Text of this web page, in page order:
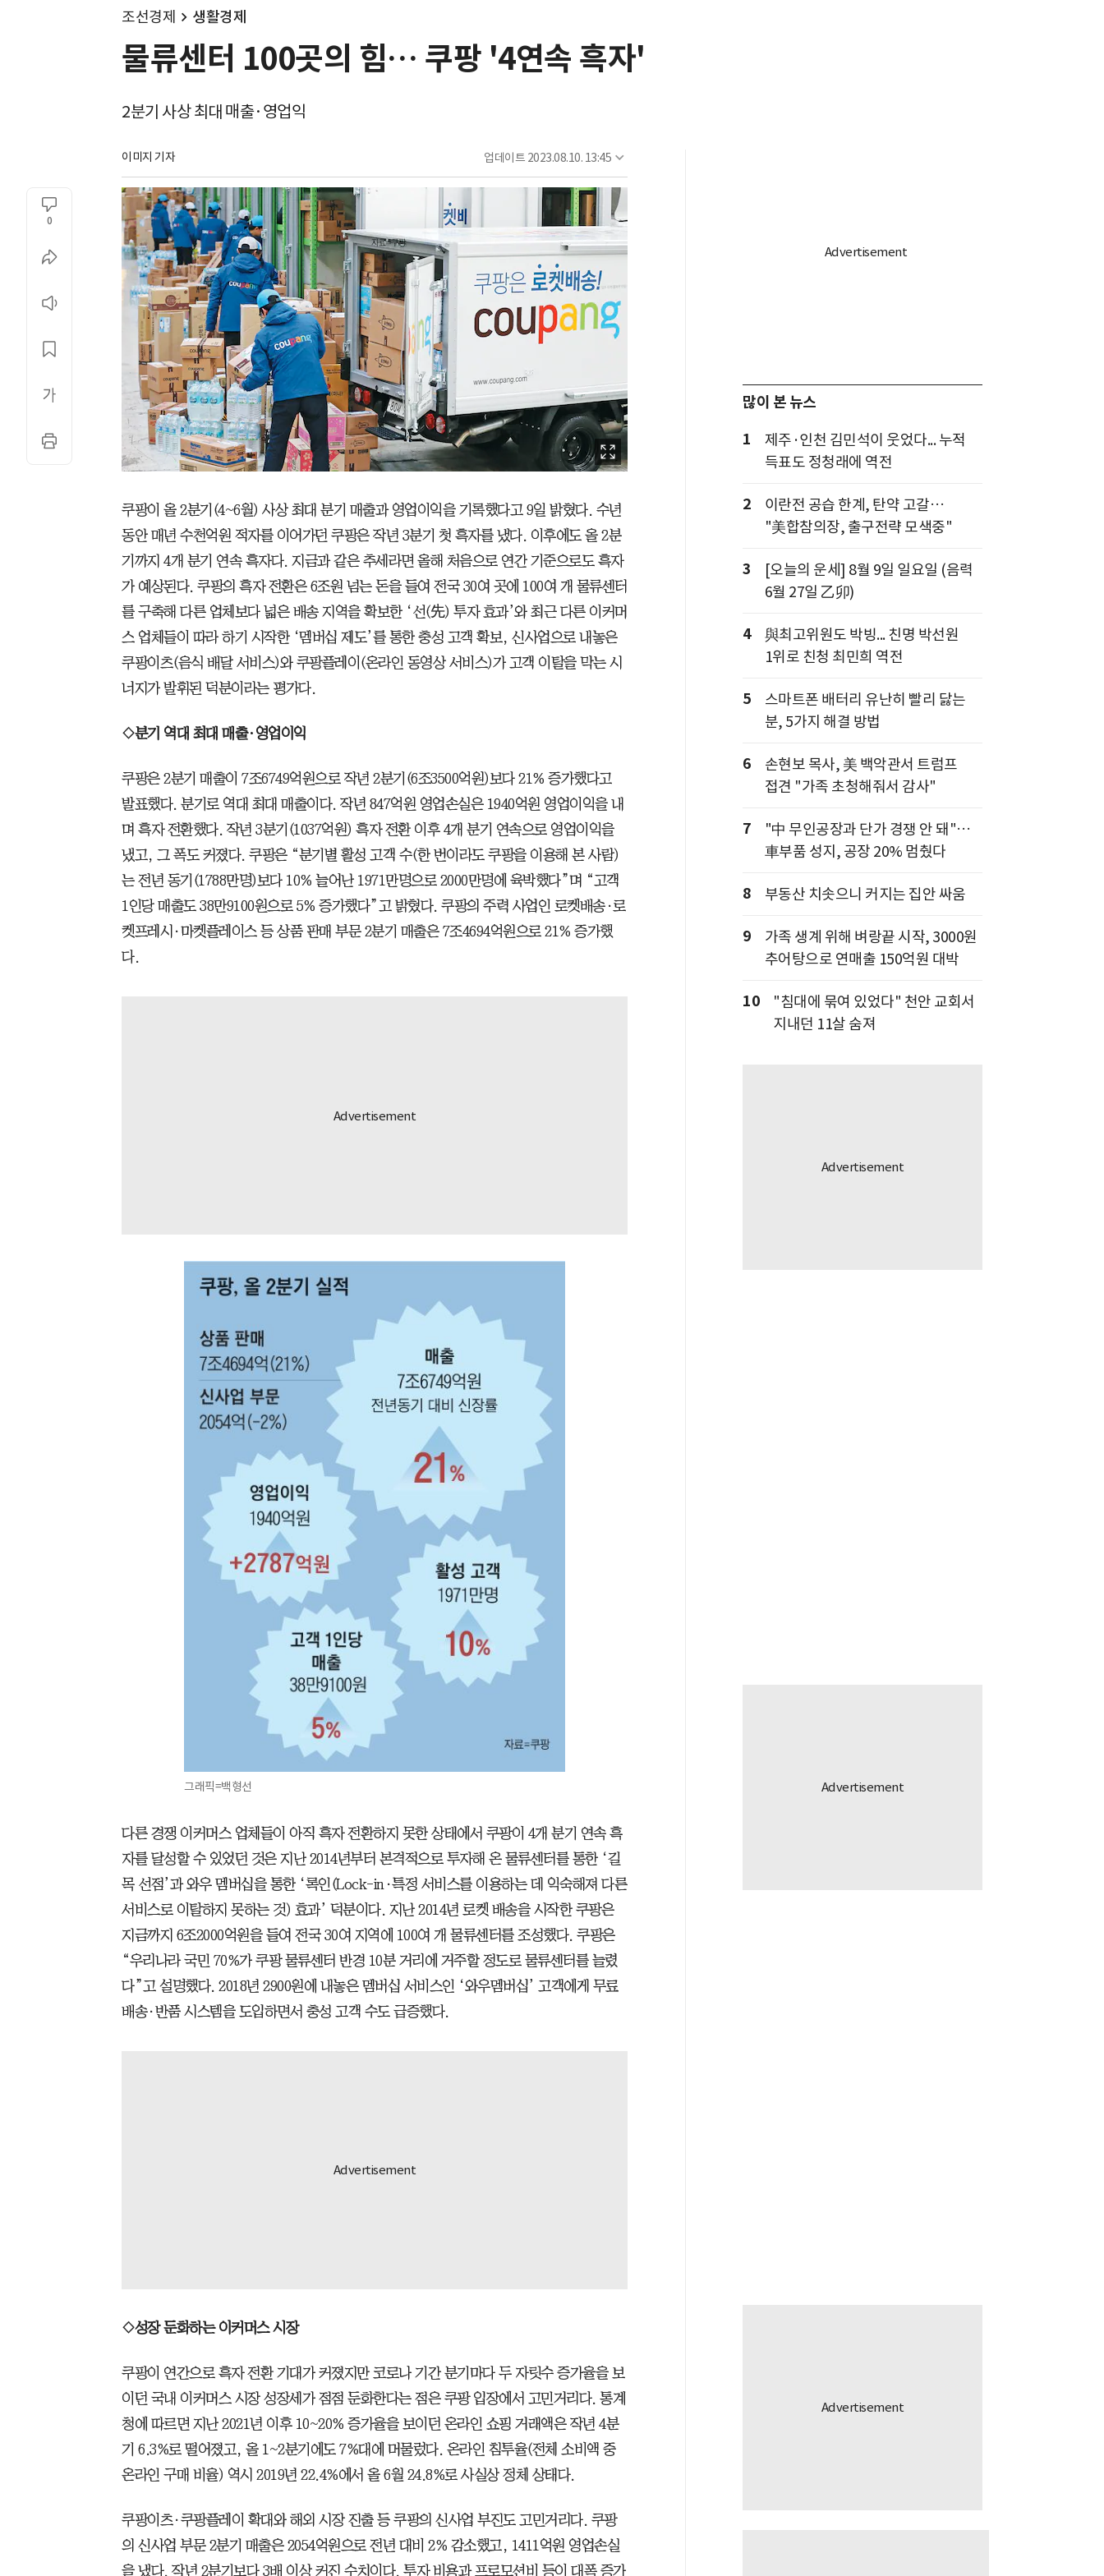
조선경제 생활경제
물류센터 100곳의 힘… 쿠팡 '4연속 흑자'
2분기 사상 최대 매출·영업익
이미지 기자 업데이트 2023.08.10. 13:45
0
쿠팡이 올 2분기(4~6월) 사상 최대 분기 매출과 영업이익을 기록했다고 9일 밝혔다. 수년
동안 매년 수천억원 적자를 이어가던 쿠팡은 작년 3분기 첫 흑자를 냈다. 이후에도 올 2분
기까지 4개 분기 연속 흑자다. 지금과 같은 추세라면 올해 처음으로 연간 기준으로도 흑자
가 예상된다. 쿠팡의 흑자 전환은 6조원 넘는 돈을 들여 전국 30여 곳에 100여 개 물류센터
를 구축해 다른 업체보다 넓은 배송 지역을 확보한 ‘선(先) 투자 효과’와 최근 다른 이커머
스 업체들이 따라 하기 시작한 ‘멤버십 제도’를 통한 충성 고객 확보, 신사업으로 내놓은
쿠팡이츠(음식 배달 서비스)와 쿠팡플레이(온라인 동영상 서비스)가 고객 이탈을 막는 시
너지가 발휘된 덕분이라는 평가다.
◇분기 역대 최대 매출·영업이익
쿠팡은 2분기 매출이 7조6749억원으로 작년 2분기(6조3500억원)보다 21% 증가했다고
발표했다. 분기로 역대 최대 매출이다. 작년 847억원 영업손실은 1940억원 영업이익을 내
며 흑자 전환했다. 작년 3분기(1037억원) 흑자 전환 이후 4개 분기 연속으로 영업이익을
냈고, 그 폭도 커졌다. 쿠팡은 “분기별 활성 고객 수(한 번이라도 쿠팡을 이용해 본 사람)
는 전년 동기(1788만명)보다 10% 늘어난 1971만명으로 2000만명에 육박했다”며 “고객
1인당 매출도 38만9100원으로 5% 증가했다”고 밝혔다. 쿠팡의 주력 사업인 로켓배송·로
켓프레시·마켓플레이스 등 상품 판매 부문 2분기 매출은 7조4694억원으로 21% 증가했
다.
그래픽=백형선
다른 경쟁 이커머스 업체들이 아직 흑자 전환하지 못한 상태에서 쿠팡이 4개 분기 연속 흑
자를 달성할 수 있었던 것은 지난 2014년부터 본격적으로 투자해 온 물류센터를 통한 ‘길
목 선점’과 와우 멤버십을 통한 ‘록인(Lock-in·특정 서비스를 이용하는 데 익숙해져 다른
서비스로 이탈하지 못하는 것) 효과’ 덕분이다. 지난 2014년 로켓 배송을 시작한 쿠팡은
지금까지 6조2000억원을 들여 전국 30여 지역에 100여 개 물류센터를 조성했다. 쿠팡은
“우리나라 국민 70%가 쿠팡 물류센터 반경 10분 거리에 거주할 정도로 물류센터를 늘렸
다”고 설명했다. 2018년 2900원에 내놓은 멤버십 서비스인 ‘와우멤버십’ 고객에게 무료
배송·반품 시스템을 도입하면서 충성 고객 수도 급증했다.
◇성장 둔화하는 이커머스 시장
쿠팡이 연간으로 흑자 전환 기대가 커졌지만 코로나 기간 분기마다 두 자릿수 증가율을 보
이던 국내 이커머스 시장 성장세가 점점 둔화한다는 점은 쿠팡 입장에서 고민거리다. 통계
청에 따르면 지난 2021년 이후 10~20% 증가율을 보이던 온라인 쇼핑 거래액은 작년 4분
기 6.3%로 떨어졌고, 올 1~2분기에도 7%대에 머물렀다. 온라인 침투율(전체 소비액 중
온라인 구매 비율) 역시 2019년 22.4%에서 올 6월 24.8%로 사실상 정체 상태다.
쿠팡이츠·쿠팡플레이 확대와 해외 시장 진출 등 쿠팡의 신사업 부진도 고민거리다. 쿠팡
의 신사업 부문 2분기 매출은 2054억원으로 전년 대비 2% 감소했고, 1411억원 영업손실
을 냈다. 작년 2분기보다 3배 이상 커진 수치이다. 투자 비용과 프로모션비 등이 대폭 증가
많이 본 뉴스
1
제주·인천 김민석이 웃었다... 누적
득표도 정청래에 역전
2
이란전 공습 한계, 탄약 고갈…
"美합참의장, 출구전략 모색중"
3
[오늘의 운세] 8월 9일 일요일 (음력
6월 27일 乙卯)
4
與최고위원도 박빙... 친명 박선원
1위로 친청 최민희 역전
5
스마트폰 배터리 유난히 빨리 닳는
분, 5가지 해결 방법
6
손현보 목사, 美 백악관서 트럼프
접견 "가족 초청해줘서 감사"
7
"中 무인공장과 단가 경쟁 안 돼"…
車부품 성지, 공장 20% 멈췄다
8 부동산 치솟으니 커지는 집안 싸움
9
가족 생계 위해 벼랑끝 시작, 3000원
추어탕으로 연매출 150억원 대박
10
"침대에 묶여 있었다" 천안 교회서
지내던 11살 숨져